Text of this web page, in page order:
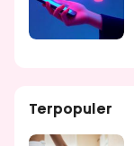
Terpopuler